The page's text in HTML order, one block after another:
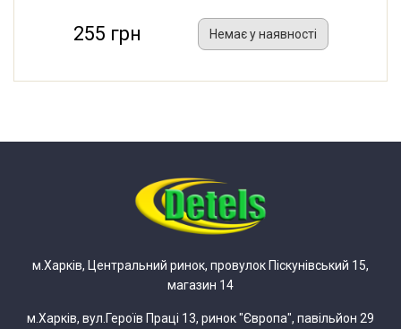
255 грн Немає у наявності
м.Харків, Центральний ринок, провулок Піскунівський 15,
магазин 14
м.Харків, вул.Героїв Праці 13, ринок "Європа", павільйон 29